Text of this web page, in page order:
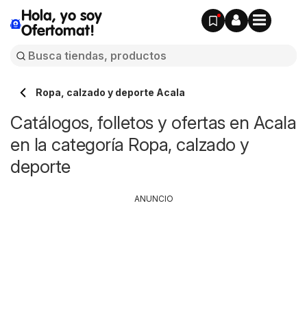
Hola, yo soy
Ofertomat!
Ropa, calzado y deporte Acala
Catálogos, folletos y ofertas en Acala
en la categoría Ropa, calzado y
deporte
ANUNCIO